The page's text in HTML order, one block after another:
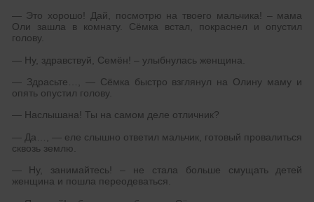
— Это хорошо! Дай, посмотрю на твоего мальчика! – мама
Оли зашла в комнату. Сёмка встал, покраснел и опустил
голову.
— Ну, здравствуй, Семён! – улыбнулась женщина.
— Здрасьте…, — Сёмка быстро взглянул на Олину маму и
опять опустил голову.
— Наслышана! Ты на самом деле отличник?
— Да…, — еле слышно ответил мальчик, готовый провалиться
сквозь землю.
— Ну, занимайтесь! – не стала больше смущать детей
женщина и пошла переодеваться.